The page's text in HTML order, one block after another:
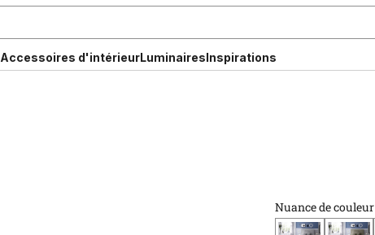
Accessoires d'intérieurLuminairesInspirations
Nuance de couleur